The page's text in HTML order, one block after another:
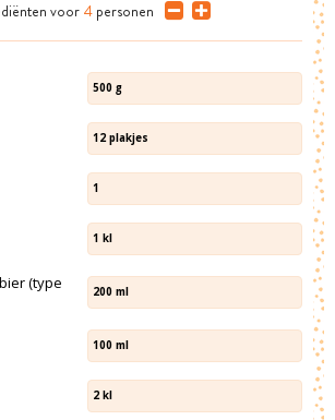
voor 4 personen
500 g
12 plakjes
1
1 kl
(type
200 ml
100 ml
2 kl